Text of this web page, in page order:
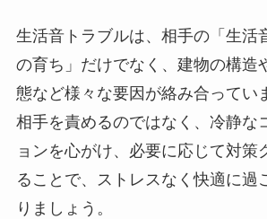
生活音トラブルは、相手の「生活
の育ち」だけでなく、建物の構造
態など様々な要因が絡み合ってい
相手を責めるのではなく、冷静な
ョンを心がけ、必要に応じて対策
ることで、ストレスなく快適に過
りましょう。